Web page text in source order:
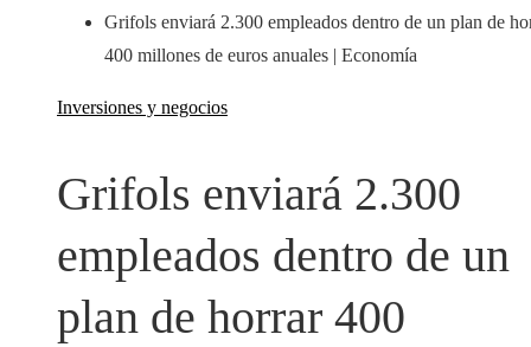
Grifols enviará 2.300 empleados dentro de un plan de
400 millones de euros anuales | Economía
Inversiones y negocios
Grifols enviará 2.300
empleados dentro de un
plan de horrar 400